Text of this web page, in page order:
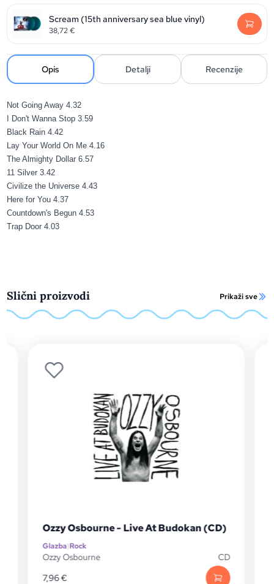
Scream (15th anniversary sea blue vinyl)
38,72€
Opis Detalji Recenzije
Not Going Away 4.32
I Don't Wanna Stop 3.59
Black Rain 4.42
Lay Your World On Me 4.16
The Almighty Dollar 6.57
11 Silver 3.42
Civilize the Universe 4.43
Here for You 4.37
Countdown's Begun 4.53
Trap Door 4.03
Slični proizvodi Prikaži sve
Ozzy Osbourne - Live At Budokan (CD)
Glazba|Rock
Ozzy Osbourne
CD
7,96€